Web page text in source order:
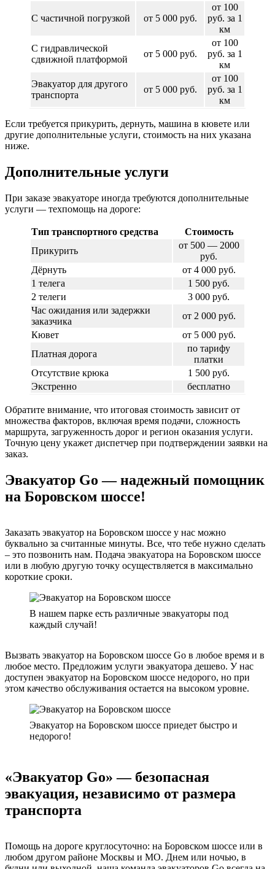
С частичной погрузкой от 5 000 руб.
от 100
руб. за 1
км
С гидравлической
сдвижной платформой
от 5 000 руб.
от 100
руб. за 1
км
Эвакуатор для другого
транспорта
от 5 000 руб.
от 100
руб. за 1
км
Если требуется прикурить, дернуть, машина в кювете или
другие дополнительные услуги, стоимость на них указана
ниже.
Дополнительные услуги
При заказе эвакуаторе иногда требуются дополнительные
услуги — техпомощь на дороге:
Тип транспортного средства
Стоимость
Прикурить
от 500 — 2000
руб.
Дёрнуть
от 4 000 руб.
1 телега
1 500 руб.
2 телеги
3 000 руб.
Час ожидания или задержки
заказчика
от 2 000 руб.
Кювет
от 5 000 руб.
Платная дорога
по тарифу
платки
Отсутствие крюка
1 500 руб.
Экстренно
бесплатно
Обратите внимание, что итоговая стоимость зависит от
множества факторов, включая время подачи, сложность
маршрута, загруженность дорог и регион оказания услуги.
Точную цену укажет диспетчер при подтверждении заявки на
заказ.
Эвакуатор Go — надежный помощник
на Боровском шоссе!
Заказать эвакуатор на Боровском шоссе у нас можно
буквально за считанные минуты. Все, что тебе нужно сделать
– это позвонить нам. Подача эвакуатора на Боровском шоссе
или в любую другую точку осуществляется в максимально
короткие сроки.
В нашем парке есть различные эвакуаторы под
каждый случай!
Вызвать эвакуатор на Боровском шоссе Go в любое время и в
любое место. Предложим услуги эвакуатора дешево. У нас
доступен эвакуатор на Боровском шоссе недорого, но при
этом качество обслуживания остается на высоком уровне.
Эвакуатор на Боровском шоссе приедет быстро и
недорого!
«Эвакуатор Go» — безопасная
эвакуация, независимо от размера
транспорта
Помощь на дороге круглосуточно: на Боровском шоссе или в
любом другом районе Москвы и МО. Днем или ночью, в